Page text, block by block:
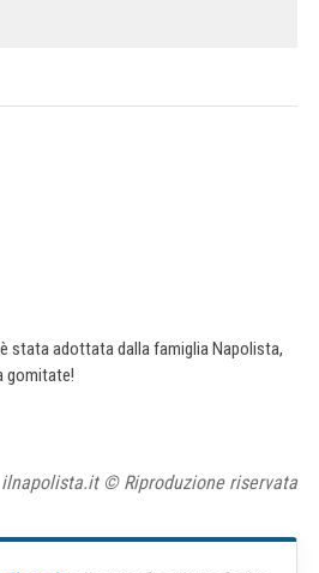
stata adottata dalla famiglia Napolista,
gomitate!
ilnapolista.it © Riproduzione riservata